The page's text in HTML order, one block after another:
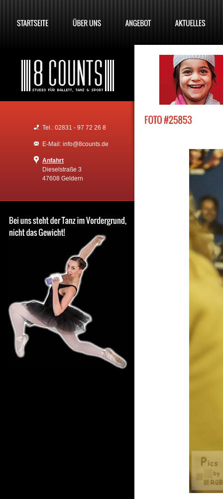
Tel.: 02831 - 97 72 26 8
E-Mail: info@8counts.de
Anfahrt
Dieselstraße 3
47608 Geldern